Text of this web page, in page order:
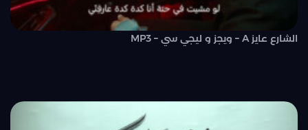
الشارع عايز A – ويجز و ليجي سي – MP3